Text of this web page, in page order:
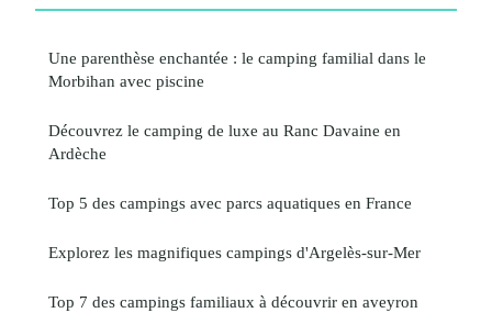
Une parenthèse enchantée : le camping familial dans le
Morbihan avec piscine
Découvrez le camping de luxe au Ranc Davaine en
Ardèche
Top 5 des campings avec parcs aquatiques en France
Explorez les magnifiques campings d'Argelès-sur-Mer
Top 7 des campings familiaux à découvrir en aveyron